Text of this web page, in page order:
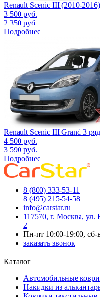
Renault Scenic III (2010-2016)
3 500 руб.
2 350 руб.
Подробнее
Renault Scenic III Grand 3
4 500 руб.
3 590 руб.
Подробнее
8 (800) 333-53-11
8 (495) 215-54-58
info@carstar.ru
117570, г. Москва, ул.
2
Пн-пт 10:00-19:00, сб-
заказать звонок
Каталог
Автомобильные
Накидки из